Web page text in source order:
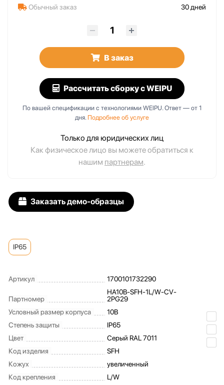
Обычный заказ
30 дней
В заказ
Рассчитать сборкус WEIPU
По вашей спецификации с технологиями WEIPU. Ответ — от 1
дня. Подробнее об услуге
Только для юридических лиц
Как физическое лицо вы можете обратиться к
нашим партнерам.
Заказать демо-образцы
IP65
Артикул 1700101732290
Партномер
HA10B-SFH-1L/W-CV-
2PG29
Условный размер корпуса
10B
Степень защиты
IP65
Цвет
Серый RAL 7011
Код изделия
SFH
Кожух
увеличенный
Код крепления
L/W